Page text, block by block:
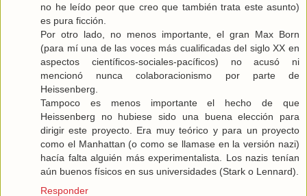
no he leído peor que creo que también trata este asunto)
es pura ficción.
Por otro lado, no menos importante, el gran Max Born
(para mí una de las voces más cualificadas del siglo XX en
aspectos científicos-sociales-pacíficos) no acusó ni
mencionó nunca colaboracionismo por parte de
Heissenberg.
Tampoco es menos importante el hecho de que
Heissenberg no hubiese sido una buena elección para
dirigir este proyecto. Era muy teórico y para un proyecto
como el Manhattan (o como se llamase en la versión nazi)
hacía falta alguién más experimentalista. Los nazis tenían
aún buenos físicos en sus universidades (Stark o Lennard).
Responder